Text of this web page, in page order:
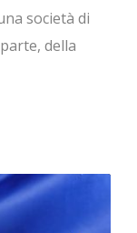
società di
della